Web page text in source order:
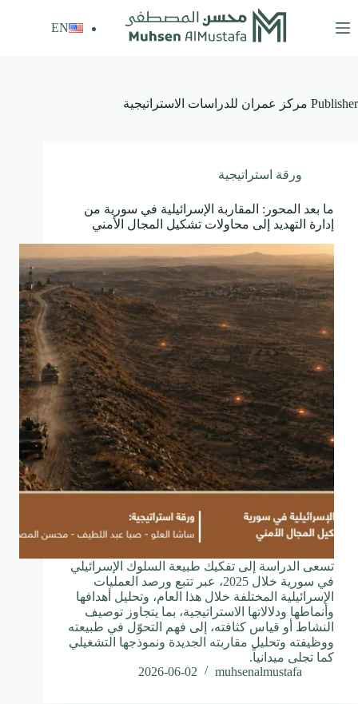
إلى
المحتوى
EN
Publisher مركز عمران للدراسات الاستراتيجية
ورقة استراتيجية
ما بعد المحور: المقاربة الإسرائيلية في سورية من
إدارة التهديد إلى محاولات تشكيل المجال الأمني
⁠تسعى الدراسة إلى تفكيك طبيعة السلوك الإسرائيلي
في سورية خلال 2025، عبر تتبع ورصد العمليات
الإسرائيلية المختلفة خلال هذا العام، وتحليل أهدافها
وأنماطها ودلالاتها الاستراتيجية، بما يتجاوز توصيف
النشاط أو قياس كثافته، إلى فهم التحوّل في طبيعته
ووظيفته وتحليل مقاربته الجديدة ونموذجها التشغيلي
كما تجلى ميدانياً.
muhsenalmustafa
2026-06-02